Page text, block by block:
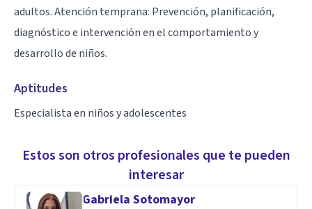
adultos. Atención temprana: Prevención, planificación,
diagnóstico e intervención en el comportamiento y
desarrollo de niños.
Aptitudes
Especialista en niños y adolescentes
Estos son otros profesionales que te pueden
interesar
Gabriela Sotomayor